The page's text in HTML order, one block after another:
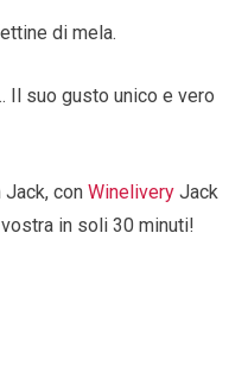
di mela.
Il suo gusto unico e vero
Jack, conWinelivery Jack
in soli 30 minuti!